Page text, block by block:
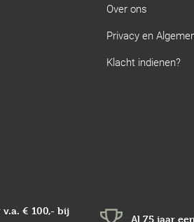
Over ons
Privacy en
Klacht indienen?
€ 100,- bij
Al 75 jaar